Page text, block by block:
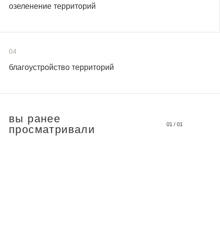
озеленение территорий
04
благоустройство территорий
вы ранее
просматривали
01 / 01